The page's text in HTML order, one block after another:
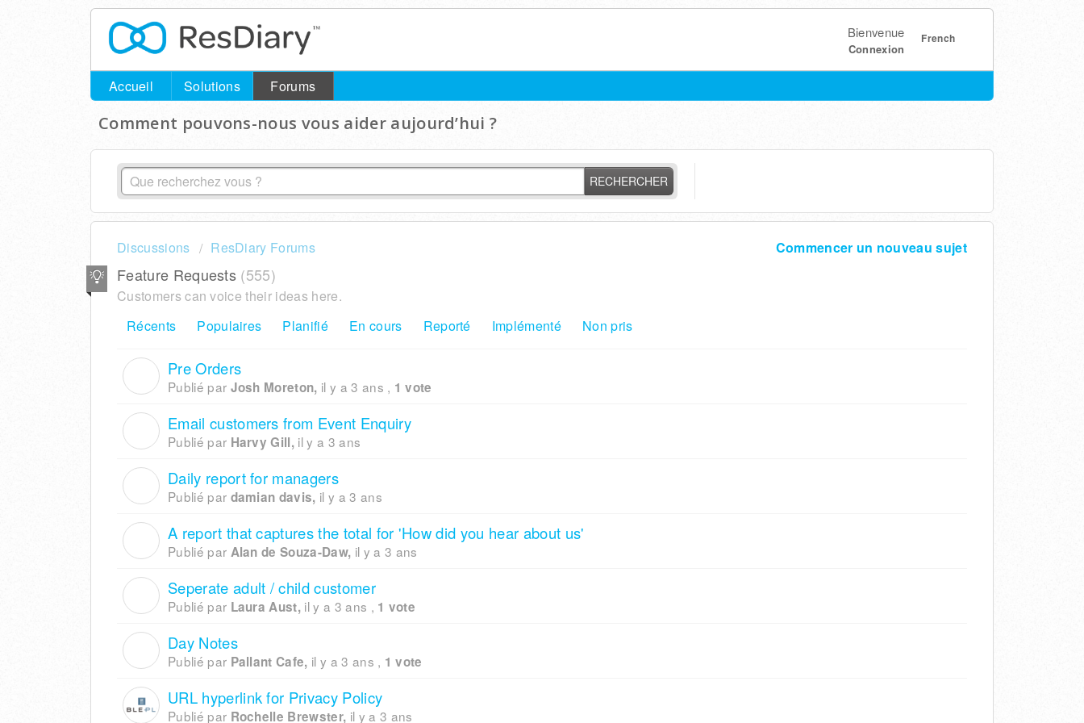
French
Bienvenue
Connexion
Accueil Solutions Forums
Comment pouvons-nous vous aider aujourd’hui ?
RECHERCHER
Commencer un nouveau sujet
Discussions ResDiary Forums
Feature Requests 555
Customers can voice their ideas here.
Récents
Populaires Planifié En cours Reporté Implémenté Non pris
Pre Orders
Publié par Josh Moreton, il y a 3 ans , 1 vote
Email customers from Event Enquiry
Publié par Harvy Gill, il y a 3 ans
Daily report for managers
Publié par damian davis, il y a 3 ans
A report that captures the total for 'How did you hear about us'
Publié par Alan de Souza-Daw, il y a 3 ans
Seperate adult / child customer
Publié par Laura Aust, il y a 3 ans , 1 vote
Day Notes
Publié par Pallant Cafe, il y a 3 ans , 1 vote
URL hyperlink for Privacy Policy
Publié par Rochelle Brewster, il y a 3 ans